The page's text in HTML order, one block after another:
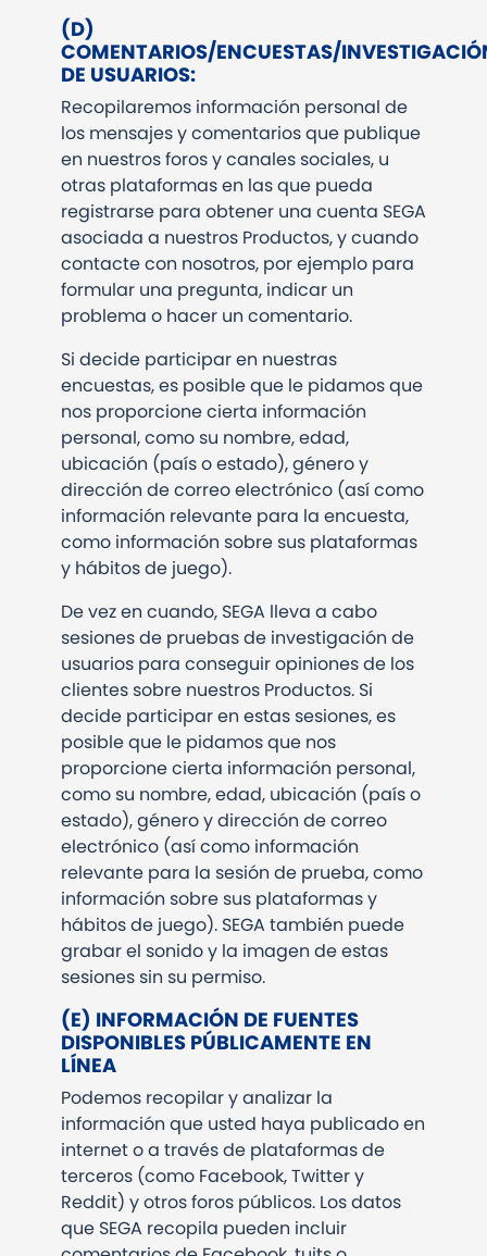
(D)
COMENTARIOS/ENCUESTAS/
DE USUARIOS:
Recopilaremos información personal de
los mensajes y comentarios que publique
en nuestros foros y canales sociales, u
otras plataformas en las que pueda
registrarse para obtener una cuenta SEGA
asociada a nuestros Productos, y cuando
contacte con nosotros, por ejemplo para
formular una pregunta, indicar un
problema o hacer un comentario.
Si decide participar en nuestras
encuestas, es posible que le pidamos que
nos proporcione cierta información
personal, como su nombre, edad,
ubicación (país o estado), género y
dirección de correo electrónico (así como
información relevante para la encuesta,
como información sobre sus plataformas
y hábitos de juego).
De vez en cuando, SEGA lleva a cabo
sesiones de pruebas de investigación de
usuarios para conseguir opiniones de los
clientes sobre nuestros Productos. Si
decide participar en estas sesiones, es
posible que le pidamos que nos
proporcione cierta información personal,
como su nombre, edad, ubicación (país o
estado), género y dirección de correo
electrónico (así como información
relevante para la sesión de prueba, como
información sobre sus plataformas y
hábitos de juego). SEGA también puede
grabar el sonido y la imagen de estas
sesiones sin su permiso.
(E) INFORMACIÓN DE FUENTES
DISPONIBLES PÚBLICAMENTE EN
LÍNEA
Podemos recopilar y analizar la
información que usted haya publicado en
internet o a través de plataformas de
terceros (como Facebook, Twitter y
Reddit) y otros foros públicos. Los datos
que SEGA recopila pueden incluir